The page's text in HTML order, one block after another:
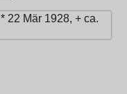
* 22 Mär 1928, + ca.